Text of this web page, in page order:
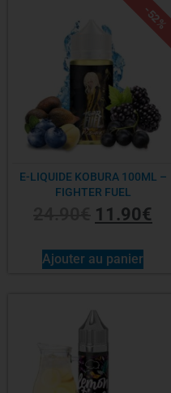
-52%
E-LIQUIDE KOBURA 100ML –
FIGHTER FUEL
11.90€
Ajouter au panier